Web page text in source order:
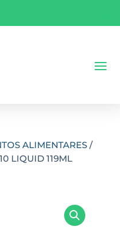
ALIMENTARES/
LIQUID 119ML